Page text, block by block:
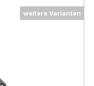
weitere Varianten